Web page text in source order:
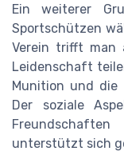
Ein weiterer
Sportschützen
Verein trifft man
Leidenschaft
Munition und die
Der soziale
unterstützt sich